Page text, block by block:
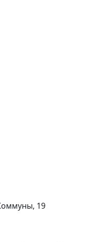
19